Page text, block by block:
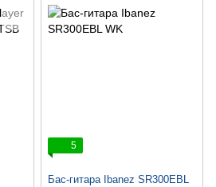
5
Бас-гитара Ibanez SR300EBL